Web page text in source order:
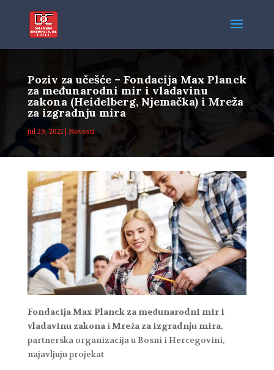
Poziv za učešće – Fondacija Max Planck
za međunarodni mir i vladavinu
zakona (Heidelberg, Njemačka) i Mreža
za izgradnju mira
jul 29, 2021| Novosti
Fondacija Max Planck za međunarodni mir i
vladavinu zakonai Mreža za izgradnju mira,
partnerska organizacija u Bosni i Hercegovini,
najavljuju projekat